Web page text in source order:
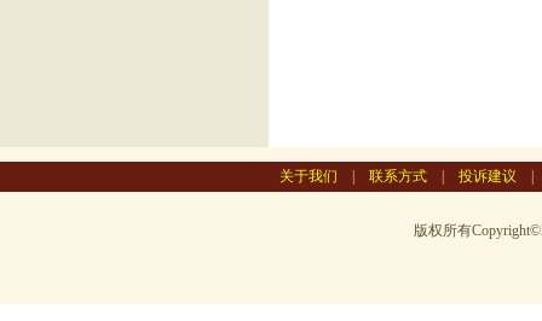
关于我们 联系方式 投诉建议
版权所有